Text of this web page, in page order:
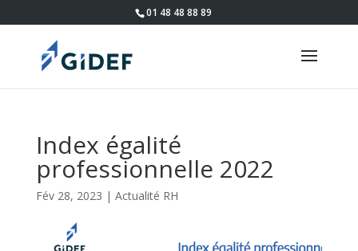
01 48 48 88 89
Index égalité
professionnelle 2022
Fév 28, 2023 | Actualité RH